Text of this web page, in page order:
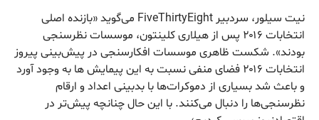
نیت سیلور، سردبیر FiveThirtyEight می‌گوید «بازنده اصلی
انتخابات ۲۰۱۶ پس از هیلاری کلینتون، موسسات نظرسنجی
بودند». شکست ظاهری موسسات افکارسنجی در پیش‌بینی پیروز
انتخابات ۲۰۱۶ فضای منفی نسبت به این پیمایش ها به وجود آورد
و باعث شد بسیاری از دموکرات‌ها با بدبینی اعداد و ارقام
نظرسنجی‌ها را دنبال می‌کنند. با این حال چنانچه پیش‌تر در